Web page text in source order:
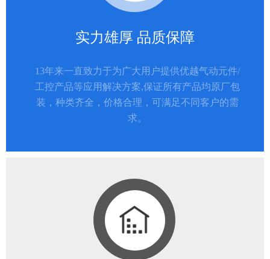
实力雄厚 品质保障
13年来一直致力于为广大用户提供优越气动元件/
工控产品等应用解决方案,保证所有产品均原厂包
装，种类齐全，价格合理，可满足不同客户的需
求。